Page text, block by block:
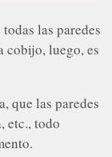
las paredes
cobijo, luego, es
que las paredes
etc., todo